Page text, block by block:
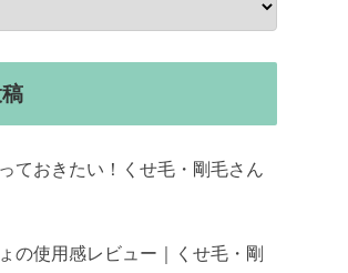
ておきたい！くせ毛・剛毛さん
の使用感レビュー｜くせ毛・剛